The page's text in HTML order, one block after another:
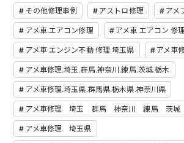
その他修理事例 アストロ修理 アメ
アメ車.エアコン修理 アメ車 エアコン 修
アメ車 エンジン不動 修理 埼玉県 アメ車
アメ車修理.埼玉.群馬.神奈川.練馬.茨城.栃木
アメ車修理.埼玉県.群馬県.栃木県.神奈川県
アメ車修理 埼玉 群馬 神奈川 練馬 茨城
アメ車修理 埼玉県